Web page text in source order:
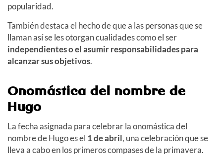
popularidad.
También destaca el hecho de que a las personas que se
llaman así se les otorgan cualidades como el ser
independientes o el asumir responsabilidades para
alcanzar sus objetivos.
Onomástica del nombre de
Hugo
La fecha asignada para celebrar la onomástica del
nombre de Hugo es el 1 de abril, una celebración que se
lleva a cabo en los primeros compases de la primavera.